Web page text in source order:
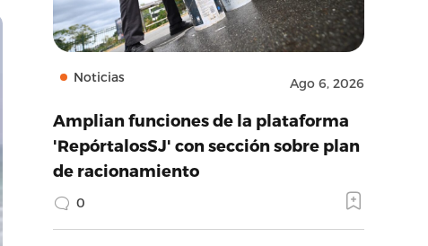
Noticias Ago 6, 2026
Amplian funciones de la plataforma
'RepórtalosSJ' con sección sobre plan
de racionamiento
0